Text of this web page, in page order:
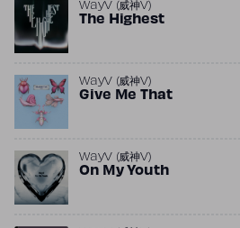
WayV (威神V)
The Highest
WayV (威神V)
Give Me That
WayV (威神V)
On My Youth